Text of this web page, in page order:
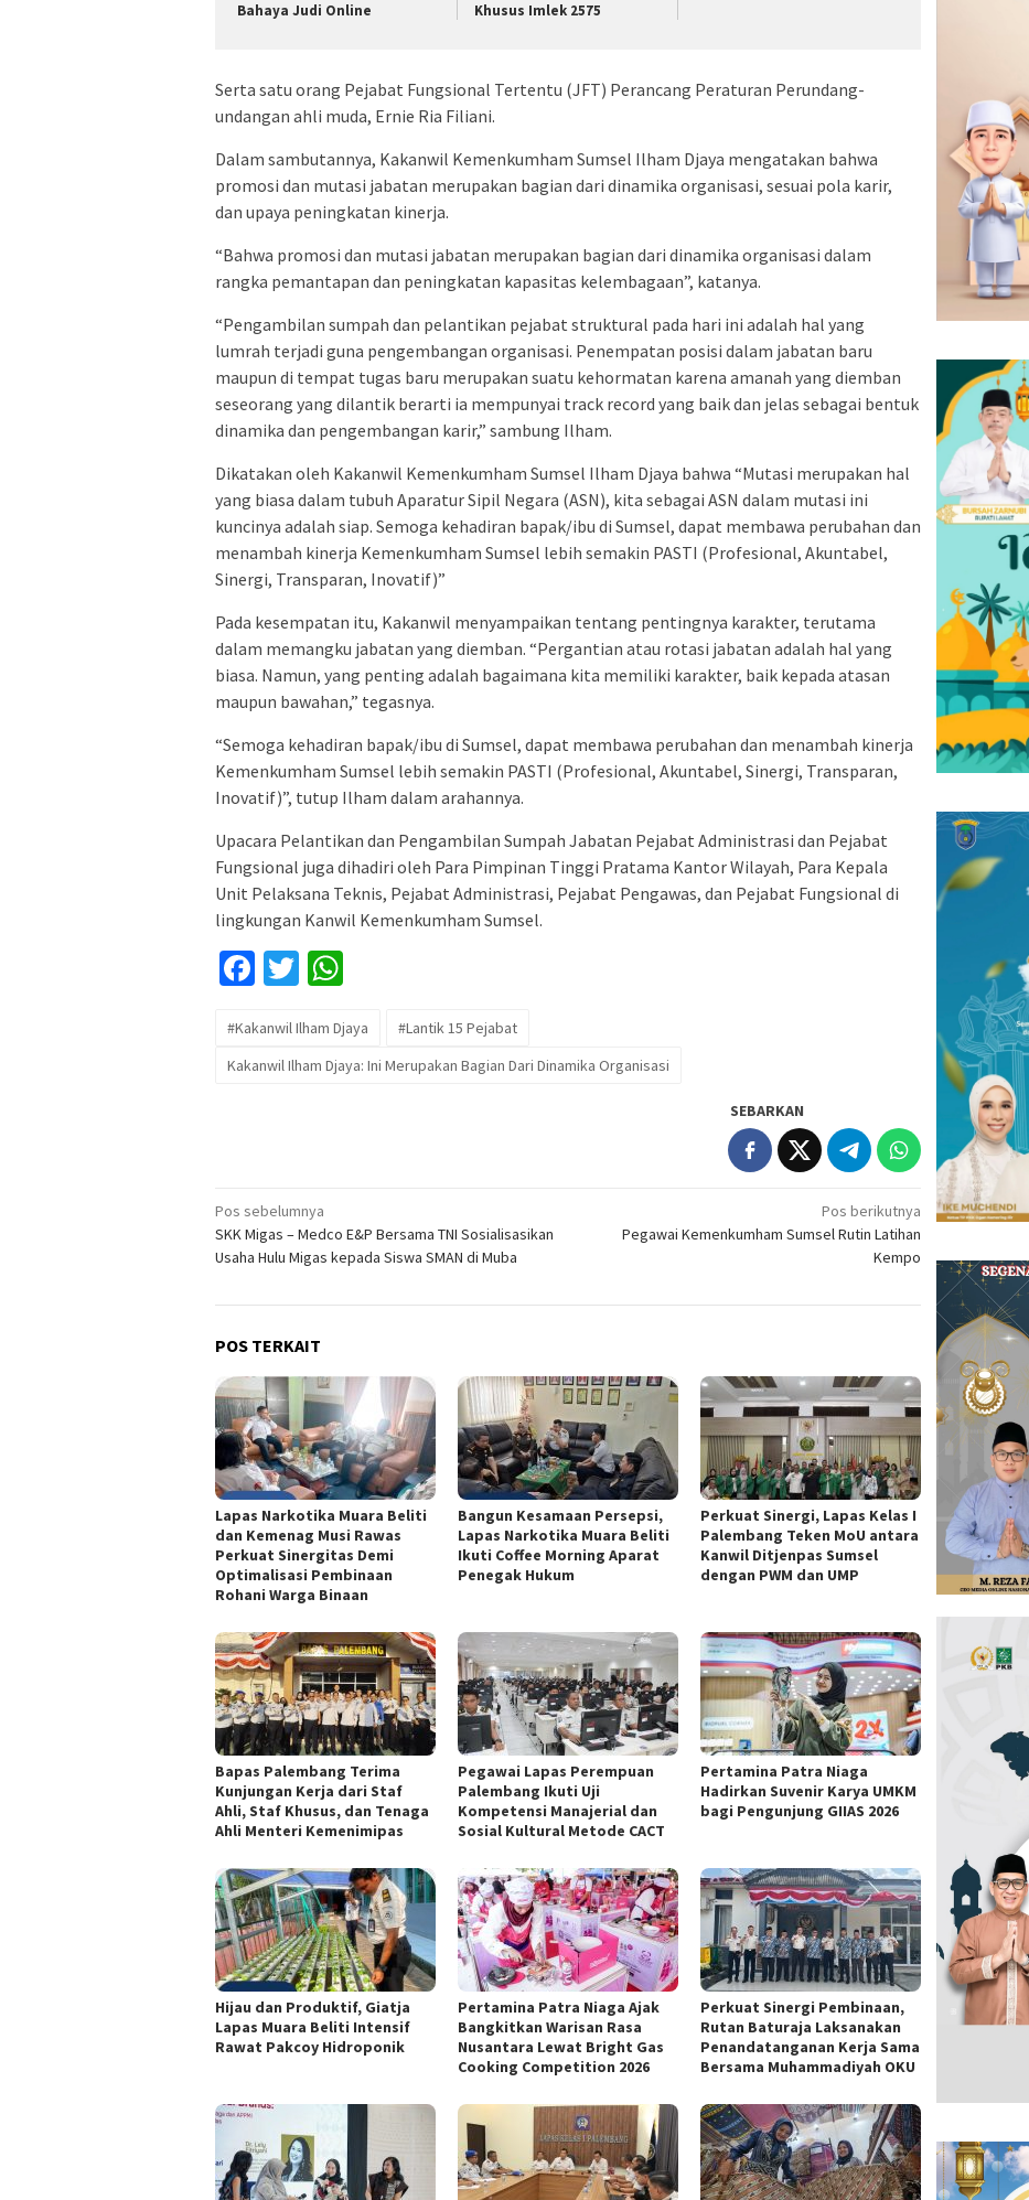
Bahaya Judi Online
Khusus Imlek 2575
Serta satu orang Pejabat Fungsional Tertentu (JFT) Perancang Peraturan Perundang-
undangan ahli muda, Ernie Ria Filiani.
Dalam sambutannya, Kakanwil Kemenkumham Sumsel Ilham Djaya mengatakan bahwa
promosi dan mutasi jabatan merupakan bagian dari dinamika organisasi, sesuai pola karir,
dan upaya peningkatan kinerja.
“Bahwa promosi dan mutasi jabatan merupakan bagian dari dinamika organisasi dalam
rangka pemantapan dan peningkatan kapasitas kelembagaan”, katanya.
“Pengambilan sumpah dan pelantikan pejabat struktural pada hari ini adalah hal yang
lumrah terjadi guna pengembangan organisasi. Penempatan posisi dalam jabatan baru
maupun di tempat tugas baru merupakan suatu kehormatan karena amanah yang diemban
seseorang yang dilantik berarti ia mempunyai track record yang baik dan jelas sebagai bentuk
dinamika dan pengembangan karir,” sambung Ilham.
Dikatakan oleh Kakanwil Kemenkumham Sumsel Ilham Djaya bahwa “Mutasi merupakan hal
yang biasa dalam tubuh Aparatur Sipil Negara (ASN), kita sebagai ASN dalam mutasi ini
kuncinya adalah siap. Semoga kehadiran bapak/ibu di Sumsel, dapat membawa perubahan dan
menambah kinerja Kemenkumham Sumsel lebih semakin PASTI (Profesional, Akuntabel,
Sinergi, Transparan, Inovatif)”
Pada kesempatan itu, Kakanwil menyampaikan tentang pentingnya karakter, terutama
dalam memangku jabatan yang diemban. “Pergantian atau rotasi jabatan adalah hal yang
biasa. Namun, yang penting adalah bagaimana kita memiliki karakter, baik kepada atasan
maupun bawahan,” tegasnya.
“Semoga kehadiran bapak/ibu di Sumsel, dapat membawa perubahan dan menambah kinerja
Kemenkumham Sumsel lebih semakin PASTI (Profesional, Akuntabel, Sinergi, Transparan,
Inovatif)”, tutup Ilham dalam arahannya.
Upacara Pelantikan dan Pengambilan Sumpah Jabatan Pejabat Administrasi dan Pejabat
Fungsional juga dihadiri oleh Para Pimpinan Tinggi Pratama Kantor Wilayah, Para Kepala
Unit Pelaksana Teknis, Pejabat Administrasi, Pejabat Pengawas, dan Pejabat Fungsional di
lingkungan Kanwil Kemenkumham Sumsel.
Facebook
Twitter
#Kakanwil Ilham Djaya
#Lantik 15 Pejabat
Kakanwil Ilham Djaya: Ini Merupakan Bagian Dari Dinamika Organisasi
SEBARKAN
Navigasi
pos
Pos sebelumnya
SKK Migas – Medco E&P Bersama TNI Sosialisasikan
Usaha Hulu Migas kepada Siswa SMAN di Muba
Pos berikutnya
Pegawai Kemenkumham Sumsel Rutin Latihan
Kempo
POS TERKAIT
Lapas Narkotika Muara Beliti
dan Kemenag Musi Rawas
Perkuat Sinergitas Demi
Optimalisasi Pembinaan
Rohani Warga Binaan
Bangun Kesamaan Persepsi,
Lapas Narkotika Muara Beliti
Ikuti Coffee Morning Aparat
Penegak Hukum
Perkuat Sinergi, Lapas Kelas I
Palembang Teken MoU antara
Kanwil Ditjenpas Sumsel
dengan PWM dan UMP
Bapas Palembang Terima
Kunjungan Kerja dari Staf
Ahli, Staf Khusus, dan Tenaga
Ahli Menteri Kemenimipas
Pegawai Lapas Perempuan
Palembang Ikuti Uji
Kompetensi Manajerial dan
Sosial Kultural Metode CACT
Pertamina Patra Niaga
Hadirkan Suvenir Karya UMKM
bagi Pengunjung GIIAS 2026
Hijau dan Produktif, Giatja
Lapas Muara Beliti Intensif
Rawat Pakcoy Hidroponik
Pertamina Patra Niaga Ajak
Bangkitkan Warisan Rasa
Nusantara Lewat Bright Gas
Cooking Competition 2026
Perkuat Sinergi Pembinaan,
Rutan Baturaja Laksanakan
Penandatanganan Kerja Sama
Bersama Muhammadiyah OKU